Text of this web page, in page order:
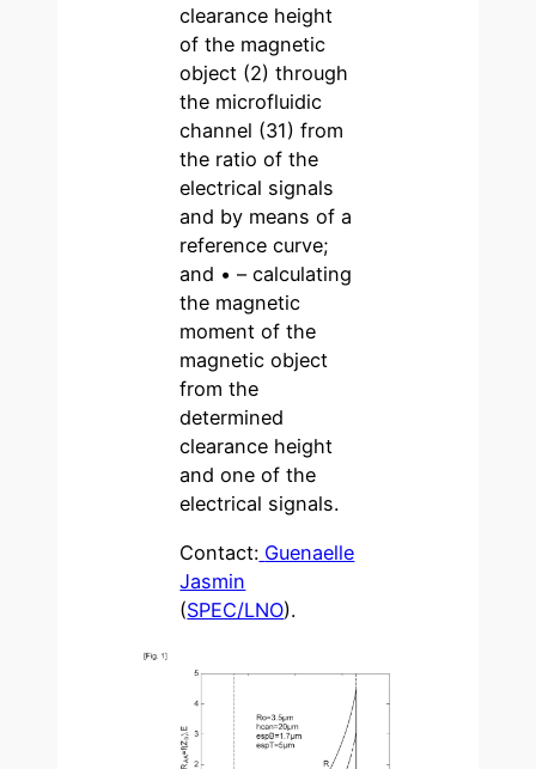
clearance height
of the magnetic
object (2) through
the microfluidic
channel (31) from
the ratio of the
electrical signals
and by means of a
reference curve;
and • – calculating
the magnetic
moment of the
magnetic object
from the
determined
clearance height
and one of the
electrical signals.
Contact: Guenaelle
Jasmin
(SPEC/LNO).